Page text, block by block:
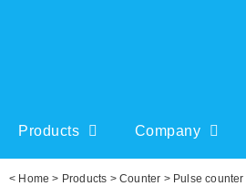
Products Company
< Home > Products >Counter > Pulse counter